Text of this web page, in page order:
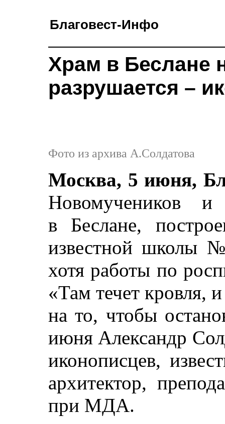
Благовест-Инфо
Храм в Беслане
разрушается –
Фото из архива А.Солдатова
Москва, 5 июня,
Новомучеников и
в Беслане,
известной школы
хотя работы по
«Там течет кровля,
на то, чтобы
июня Александр
иконописцев,
архитектор,
при МДА.